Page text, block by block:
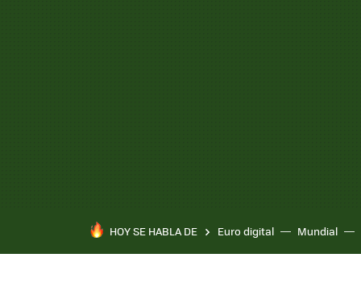
HOY SE HABLA DE Euro digital Mundial